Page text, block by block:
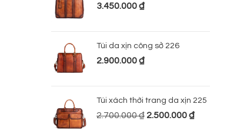
3.450.000₫
Túi da xịn công sở 226
2.900.000₫
Túi xách thời trang da xịn 225
2.700.000₫ 2.500.000₫